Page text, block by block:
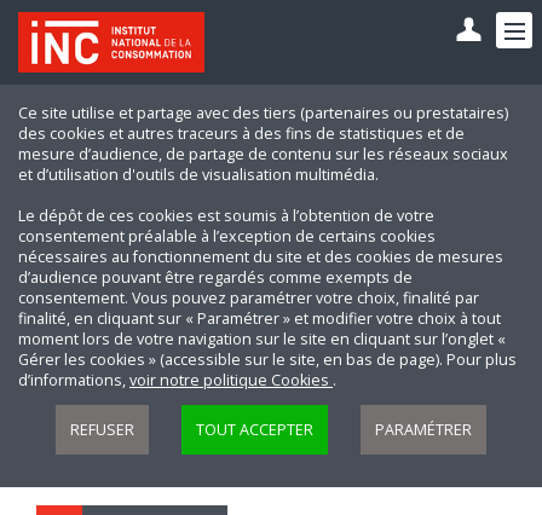
Ce site utilise et partage avec des tiers (partenaires ou prestataires)
des cookies et autres traceurs à des fins de statistiques et de
mesure d’audience, de partage de contenu sur les réseaux sociaux
et d’utilisation d'outils de visualisation multimédia.
Le dépôt de ces cookies est soumis à l’obtention de votre
consentement préalable à l’exception de certains cookies
nécessaires au fonctionnement du site et des cookies de mesures
d’audience pouvant être regardés comme exempts de
consentement. Vous pouvez paramétrer votre choix, finalité par
finalité, en cliquant sur « Paramétrer » et modifier votre choix à tout
moment lors de votre navigation sur le site en cliquant sur l’onglet «
Gérer les cookies » (accessible sur le site, en bas de page). Pour plus
d’informations,voir notre politique Cookies .
REFUSER TOUT ACCEPTER PARAMÉTRER